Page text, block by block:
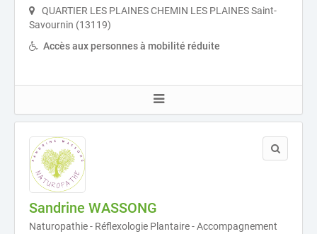
QUARTIER LES PLAINES CHEMIN LES PLAINES Saint-
Savournin (13119)
Accès aux personnes à mobilité réduite
Sandrine WASSONG
Naturopathie - Réflexologie Plantaire - Accompagnement